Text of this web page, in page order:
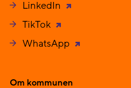
LinkedIn
TikTok
WhatsApp
Om kommunen